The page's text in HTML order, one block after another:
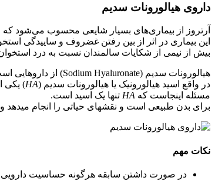
داروی هیالورونات سدیم
آرتروز از بیماری‌های بسیار شایعی محسوب می‌شود که
این بیماری در اثر از بین رفتن غضروف و ساییدگی
بیش از نیمی از شکایات سالمندان نسبت به درد
هیالورونات سدیم (Sodium Hyaluronate) از داروهایی است که به منظور درمان زانودرد ناشی از آرتروز زانو تجویز می‌شود.
در واقع اسید هیالورونیک یا هیالورونات سدیم (HA) یکی
مسئله اینجاست که HA تنها یک اسید است.
برای بدن طبیعی است و نقش­های حیاتی را انجام می­دهد
نکات مهم
در صورت داشتن سابقه هرگونه حساسیت دارویی